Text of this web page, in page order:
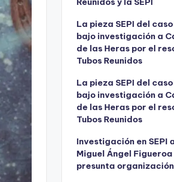
La pieza SEPI del
bajo investigación a
de las Heras por el
Tubos Reunidos
La pieza SEPI del
bajo investigación a
de las Heras por el
Tubos Reunidos
Investigación en SEPI
Miguel Ángel
presunta